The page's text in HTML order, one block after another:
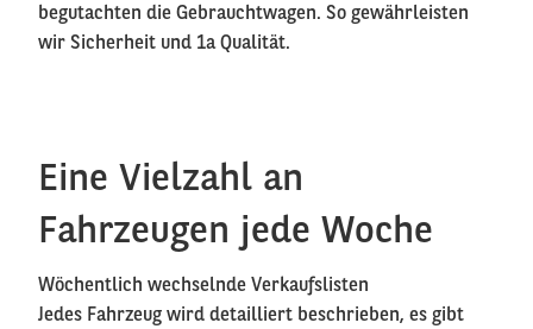
begutachten die Gebrauchtwagen. So gewährleisten
wir Sicherheit und 1a Qualität.
Eine Vielzahl an
Fahrzeugen jede Woche
Wöchentlich wechselnde Verkaufslisten
Jedes Fahrzeug wird detailliert beschrieben, es gibt